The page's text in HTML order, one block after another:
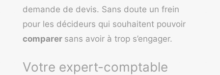
demande de devis. Sans doute un frein
pour les décideurs qui souhaitent pouvoir
comparer sans avoir à trop s’engager.
Votre expert-comptable